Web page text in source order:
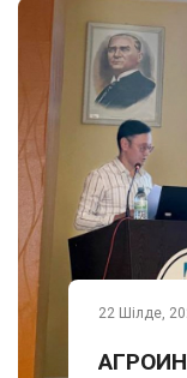
22 Шілде,